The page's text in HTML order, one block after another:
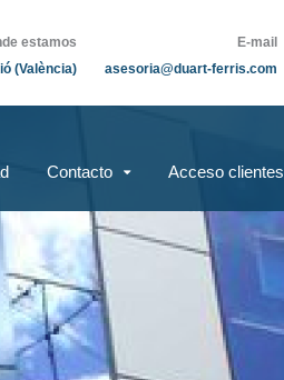
E-mail
asesoria@duart-ferris.com
estamos
(València)
Contacto Acceso clientes